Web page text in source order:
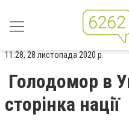
11:28, 28 листопада 2020 р.
Голодомор в
сторінка нації